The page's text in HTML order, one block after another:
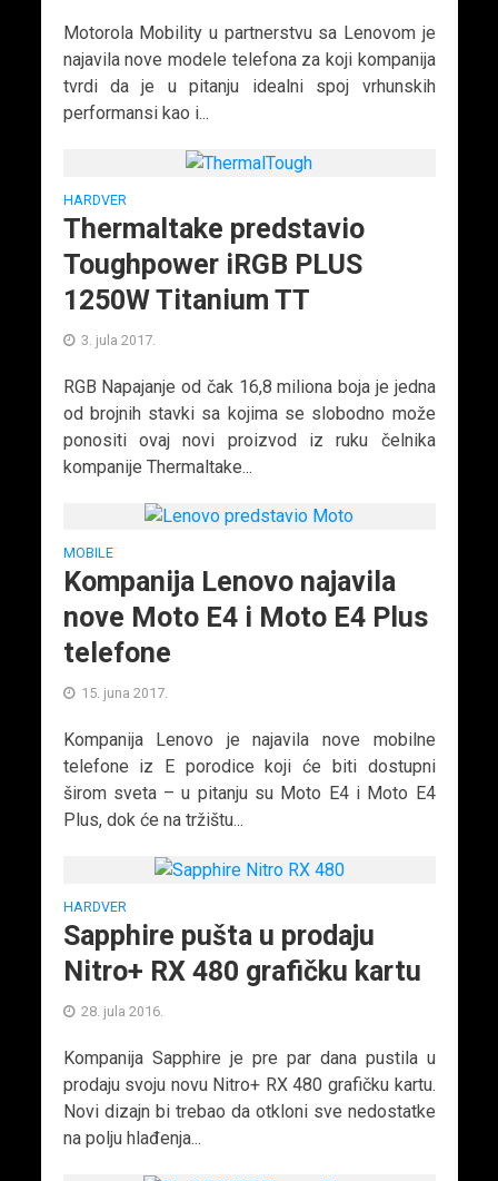
Motorola Mobility u partnerstvu sa Lenovom je
najavila nove modele telefona za koji kompanija
tvrdi da je u pitanju idealni spoj vrhunskih
performansi kao i...
HARDVER
Thermaltake predstavio
Toughpower iRGB PLUS
1250W Titanium TT
3. jula 2017.
RGB Napajanje od čak 16,8 miliona boja je jedna
od brojnih stavki sa kojima se slobodno može
ponositi ovaj novi proizvod iz ruku čelnika
kompanije Thermaltake...
MOBILE
Kompanija Lenovo najavila
nove Moto E4 i Moto E4 Plus
telefone
15. juna 2017.
Kompanija Lenovo je najavila nove mobilne
telefone iz E porodice koji će biti dostupni
širom sveta – u pitanju su Moto E4 i Moto E4
Plus, dok će na tržištu...
HARDVER
Sapphire pušta u prodaju
Nitro+ RX 480 grafičku kartu
28. jula 2016.
Kompanija Sapphire je pre par dana pustila u
prodaju svoju novu Nitro+ RX 480 grafičku kartu.
Novi dizajn bi trebao da otkloni sve nedostatke
na polju hlađenja...